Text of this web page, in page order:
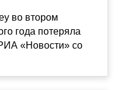
во втором
года потеряла
«Новости» со